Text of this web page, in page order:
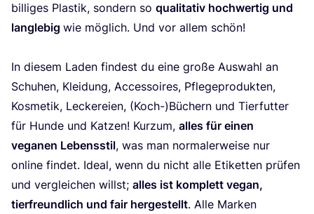
bil­li­ges Plas­tik, son­dern so qua­li­ta­tiv hoch­wer­tig und
lang­le­big wie mög­lich. Und vor allem schön!
In die­sem Laden fin­dest du eine gro­ße Aus­wahl an
Schu­hen, Klei­dung, Acces­soires, Pfle­ge­pro­duk­ten,
Kos­me­tik, Lecke­rei­en, (Koch-)Büchern und Tier­fut­ter
für Hun­de und Kat­zen! Kurz­um, alles für einen
vega­nen Lebens­stil, was man nor­ma­ler­wei­se nur
online fin­det. Ide­al, wenn du nicht alle Eti­ket­ten prü­fen
und ver­glei­chen willst; alles ist kom­plett vegan,
tier­freund­lich und fair her­ge­stellt. Alle Mar­ken